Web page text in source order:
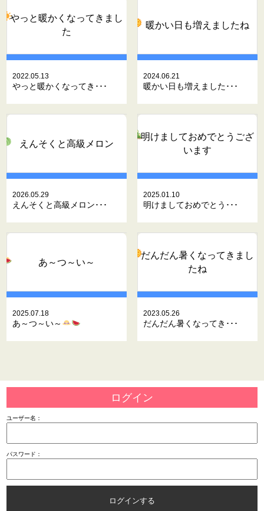
やっと暖かくなってきまし
た
2022.05.13
やっと暖かくなってき･･･
暖かい日も増えましたね
2024.06.21
暖かい日も増えました･･･
えんそくと高級メロン
2026.05.29
えんそくと高級メロン･･･
明けましておめでとうござ
います
2025.01.10
明けましておめでとう･･･
あ～つ～い～
2025.07.18
あ～つ～い～
だんだん暑くなってきまし
たね
2023.05.26
だんだん暑くなってき･･･
ログイン
ユーザー名：
パスワード：